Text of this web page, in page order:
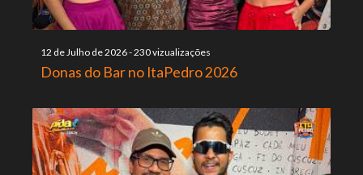
12 de Julho de 2026-230 vizualizações
Donas do Bar no ItaPedro 2026